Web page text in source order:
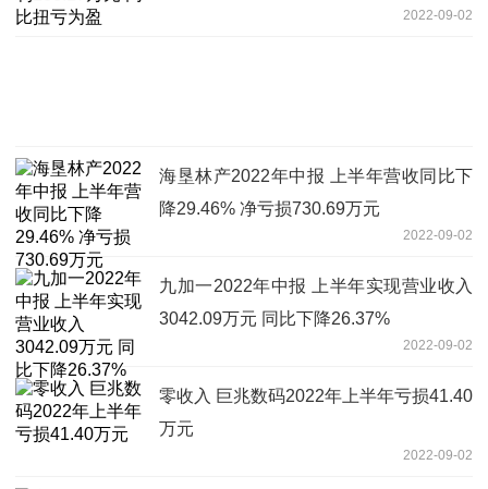
2022-09-02
海垦林产2022年中报 上半年营收同比下
降29.46% 净亏损730.69万元
2022-09-02
九加一2022年中报 上半年实现营业收入
3042.09万元 同比下降26.37%
2022-09-02
零收入 巨兆数码2022年上半年亏损41.40
万元
2022-09-02